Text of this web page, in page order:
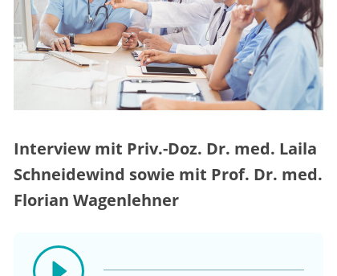
Interview mit Priv.-Doz. Dr. med. Laila
Schneidewind sowie mit Prof. Dr. med.
Florian Wagenlehner